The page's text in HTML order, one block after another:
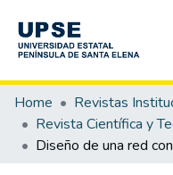
Communities &
All of DSpace
Statistics
Home
Revistas